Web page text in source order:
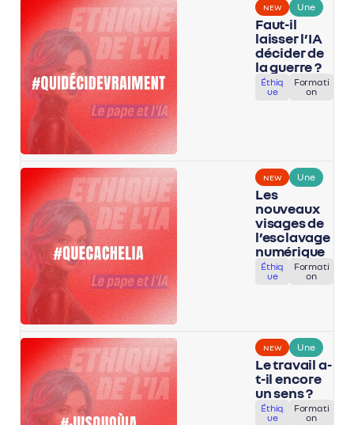
NEW Une
Faut-il
laisser l’IA
décider de
la guerre ?
Éthiq
ue
Formati
on
NEW Une
Les
nouveaux
visages de
l’esclavage
numérique
Éthiq
ue
Formati
on
NEW Une
Le travail a-
t-il encore
un sens ?
Éthiq
ue
Formati
on